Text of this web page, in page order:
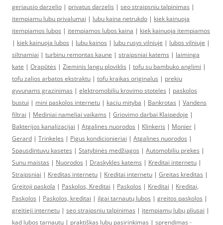
geriausio darzelio | privatus darzelis | seo straipsniu talpinimas |
itempiamu lubu privalumai | lubu kaina netrukdo | kiek kainuoja
itempiamos lubos | itempiamos lubos kaina | kiek kainuoja itempiamos
| kiek kainuoja lubos | lubu kainos | lubu rusys vilniuje | lubos vilniuje |
siltnamiai | turbinu remontas kaune | straipsniai katems | laiminga
kate | Orapūtės | Zieminis langu ploviklis | tofu su bambuko anglimi |
tofu zalios arbatos ekstraktu | tofu kraikas originalus | prekiu
gyvunams grazinimas | elektromobiliu krovimo stoteles | paskolos
bustui | mini paskolos internetu | kaciu mityba | Bankrotas | Vandens
filtrai | Mediniai nameliai vaikams | Griovimo darbai Klaipedoje |
Bakterijos kanalizacijai | Atgalines nuorodos | Klinkeris | Monier |
Gerard | Trinkeles | Pigus kondicionieriai | Atgalines nuorodos |
Spausdintuvu kasetes | Statybinės medžiagos | Automobiliu prekes |
Sunu maistas | Nuorodos | Draskykles katems | Kreditai internetu |
Straipsniai | Kreditas internetu | Kreditai internetu | Greitas kreditas |
Greitoji paskola | Paskolos, Kreditai | Paskolos | Kreditai | Kreditai,
Paskolos | Paskolos, kreditai | ilgai tarnautų lubos | greitos paskolos |
greitieji internetu | seo straipsniu talpinimas | įtempiamų lubų pliusai |
kad lubos tarnautų | praktiškas lubų pasirinkimas | sprendimas -